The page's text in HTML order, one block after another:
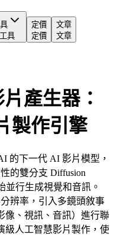
具
定價
定價
文章
文章
產生器：
製作引擎
的下一代 AI 影片模型，
的雙分支 Diffusion
並行生成視覺和音訊。
分辨率，引入多鏡頭敘事
像、視訊、音訊）進行聯
級人工智慧影片製作，使